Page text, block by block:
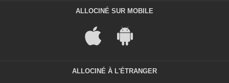
ALLOCINÉ SUR MOBILE
ALLOCINÉ À L'ÉTRANGER